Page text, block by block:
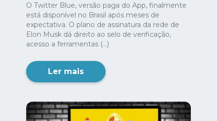
O Twitter Blue, versão paga do App, finalmente
está disponível no Brasil após meses de
expectativa. O plano de assinatura da rede de
Elon Musk dá direito ao selo de verificação,
acesso a ferramentas (...)
Ler mais